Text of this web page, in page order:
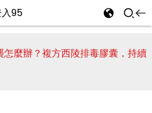
怎麼辦？複方西陵排毒膠囊，持續